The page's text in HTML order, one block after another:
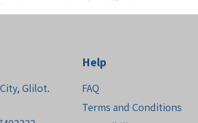
Glilot.
Help
FAQ
Terms and Conditions